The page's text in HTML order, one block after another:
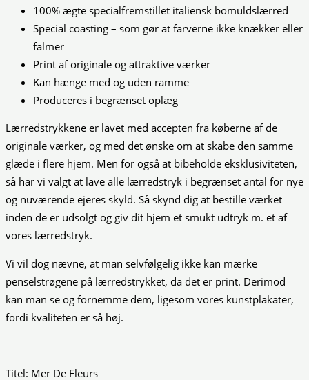
100% ægte specialfremstillet italiensk bomuldslærred
Special coasting – som gør at farverne ikke knækker eller
falmer
Print af originale og attraktive værker
Kan hænge med og uden ramme
Produceres i begrænset oplæg
Lærredstrykkene er lavet med accepten fra køberne af de
originale værker, og med det ønske om at skabe den samme
glæde i flere hjem. Men for også at bibeholde eksklusiviteten,
så har vi valgt at lave alle lærredstryk i begrænset antal for nye
og nuværende ejeres skyld. Så skynd dig at bestille værket
inden de er udsolgt og giv dit hjem et smukt udtryk m. et af
vores lærredstryk.
Vi vil dog nævne, at man selvfølgelig ikke kan mærke
penselstrøgene på lærredstrykket, da det er print. Derimod
kan man se og fornemme dem, ligesom vores kunstplakater,
fordi kvaliteten er så høj.
Titel: Mer De Fleurs